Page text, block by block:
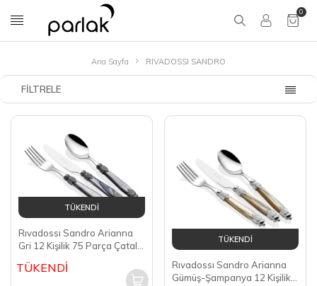
0
Ana Sayfa RIVADOSSI SANDRO
FILTRELE
TÜKENDİ
Rıvadossı Sandro Arianna
Gri 12 Kişilik 75 Parça Çatal
Kaşık Bıçak Takımı
ICRS1775A10
TÜKENDİ
TÜKENDİ
Rıvadossı Sandro Arianna
Gümüş-Şampanya 12 Kişilik